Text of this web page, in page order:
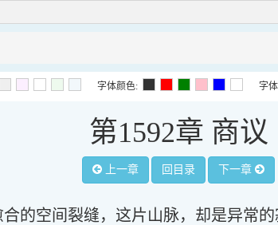
字体颜色: 字
第1592章 商议
上一章 回目录 下一章
的空间裂缝，这片山脉，却是异常